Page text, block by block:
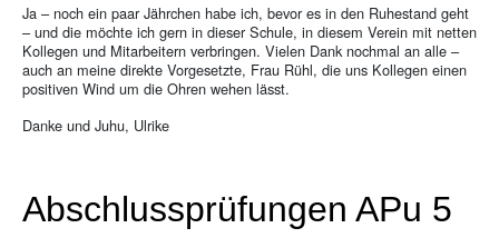
Ja – noch ein paar Jährchen habe ich, bevor es in den Ruhestand geht
– und die möchte ich gern in dieser Schule, in diesem Verein mit netten
Kollegen und Mitarbeitern verbringen. Vielen Dank nochmal an alle –
auch an meine direkte Vorgesetzte, Frau Rühl, die uns Kollegen einen
positiven Wind um die Ohren wehen lässt.
Danke und Juhu, Ulrike
Abschlussprüfungen APu 5